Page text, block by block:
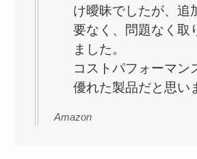
け曖昧でしたが、追
要なく、問題なく取
ました。
コストパフォーマン
優れた製品だと思い
Amazon